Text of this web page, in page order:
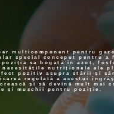
multicomponent pentru
special conceput pentru a
sa bogată în azot,
necesitățile nutriționale ale
pozitiv asupra stării și
regulată a acestui
și să devină mult mai
și mușchii pentru poziție.